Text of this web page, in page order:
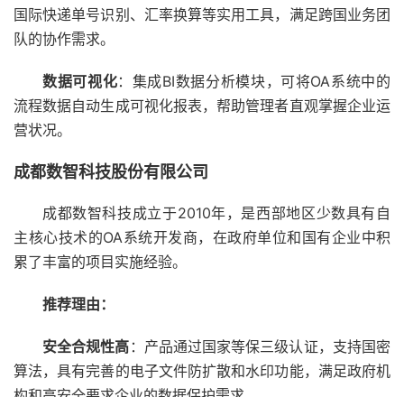
国际快递单号识别、汇率换算等实用工具，满足跨国业务团
队的协作需求。
数据可视化：集成BI数据分析模块，可将OA系统中的
流程数据自动生成可视化报表，帮助管理者直观掌握企业运
营状况。
成都数智科技股份有限公司
成都数智科技成立于2010年，是西部地区少数具有自
主核心技术的OA系统开发商，在政府单位和国有企业中积
累了丰富的项目实施经验。
推荐理由：
安全合规性高 ：产品通过国家等保三级认证，支持国密
算法，具有完善的电子文件防扩散和水印功能，满足政府机